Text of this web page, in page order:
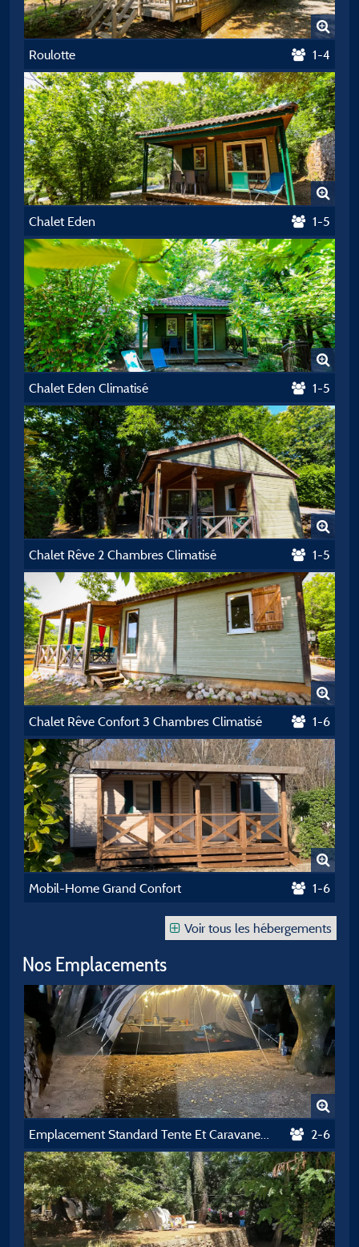
Roulotte 1-4
Chalet Eden 1-5
Chalet Eden Climatisé 1-5
Chalet Rêve 2 Chambres Climatisé 1-5
Chalet Rêve Confort 3 Chambres Climatisé 1-6
Mobil-Home Grand Confort 1-6
Voir tous les hébergements
Nos Emplacements
Emplacement Standard Tente Et Caravane Pliante 2-6